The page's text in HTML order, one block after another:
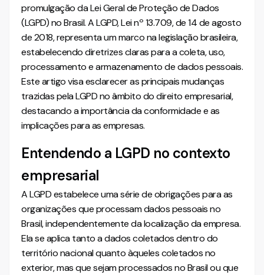
promulgação da Lei Geral de Proteção de Dados
(LGPD) no Brasil. A LGPD, Lei nº 13.709, de 14 de agosto
de 2018, representa um marco na legislação brasileira,
estabelecendo diretrizes claras para a coleta, uso,
processamento e armazenamento de dados pessoais.
Este artigo visa esclarecer as principais mudanças
trazidas pela LGPD no âmbito do direito empresarial,
destacando a importância da conformidade e as
implicações para as empresas.
Entendendo a LGPD no contexto
empresarial
A LGPD estabelece uma série de obrigações para as
organizações que processam dados pessoais no
Brasil, independentemente da localização da empresa.
Ela se aplica tanto a dados coletados dentro do
território nacional quanto àqueles coletados no
exterior, mas que sejam processados no Brasil ou que